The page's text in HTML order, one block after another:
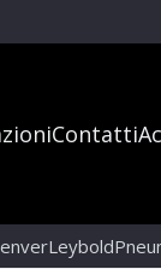
Contatti
Leybold